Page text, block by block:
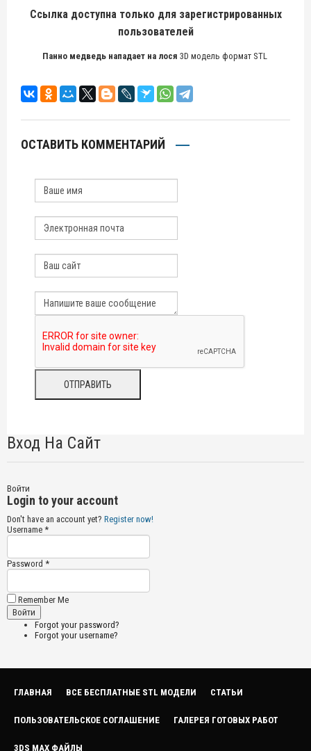
Ссылка доступна только для зарегистрированных
пользователей
Панно медведь нападает на лося 3D модель формат STL
ОСТАВИТЬ КОММЕНТАРИЙ
Вход На Сайт
Войти
Login to your account
Don't have an account yet? Register now!
Username *
Password *
Remember Me
Forgot your password?
Forgot your username?
ГЛАВНАЯ ВСЕ БЕСПЛАТНЫЕ STL МОДЕЛИ СТАТЬИ
ПОЛЬЗОВАТЕЛЬСКОЕ СОГЛАШЕНИЕ ГАЛЕРЕЯ ГОТОВЫХ РАБОТ
3DS MAX ФАЙЛЫ